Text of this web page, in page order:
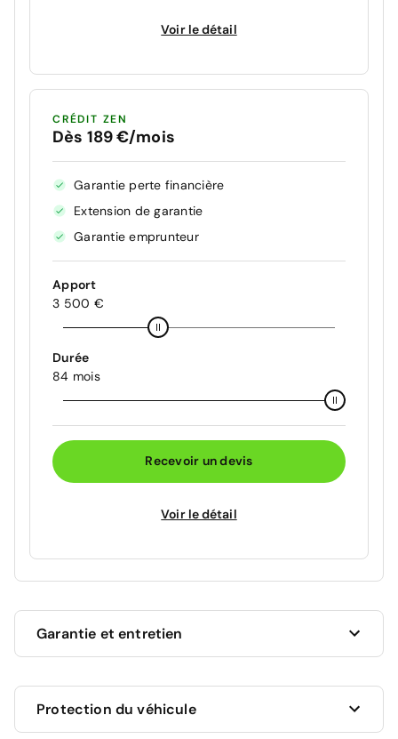
Voir le détail
CRÉDIT ZEN
Dès 189 €/mois
Garantie perte financière
Extension de garantie
Garantie emprunteur
Apport
3 500 €
Durée
84 mois
Recevoir un devis
Voir le détail
Garantie et entretien
mois à compter de la date de livraison.
Protection du véhicule